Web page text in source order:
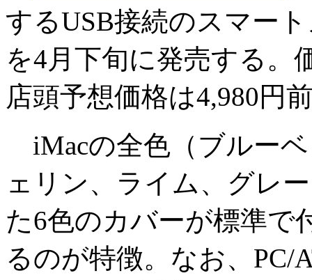
するUSB接続のスマー
を4月下旬に発売する。
店頭予想価格は4,980円
iMacの全色（ブルー
ェリン、ライム、グレ
た6色のカバーが標準で
るのが特徴。なお、PC/